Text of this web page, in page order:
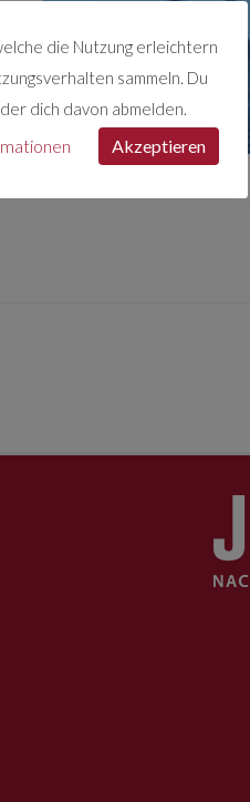
die Nutzung erleichtern
sammeln. Du
dich davon abmelden.
Akzeptieren